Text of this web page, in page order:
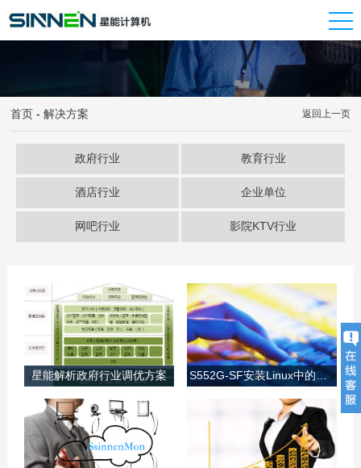
返回上一页
首页 -解决方案
政府行业 教育行业
酒店行业 企业单位
网吧行业 影院KTV行业
星能解析政府行业调优方案
对我国工商、国税、地税、国
家安全、公检法、质量技术监
督、检验检疫、电业局、地震
S552G-SF安装Linux中的文件基本权限
Linux系统中的每一个文件都
与多种权限类型相关联。在这
些权限中，我们主要和三类权